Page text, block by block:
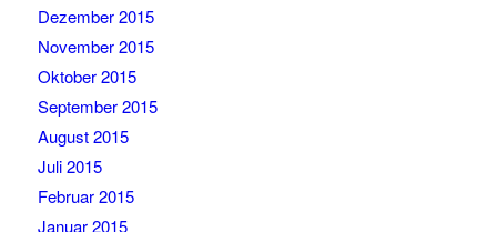
Dezember 2015
November 2015
Oktober 2015
September 2015
August 2015
Juli 2015
Februar 2015
Januar 2015